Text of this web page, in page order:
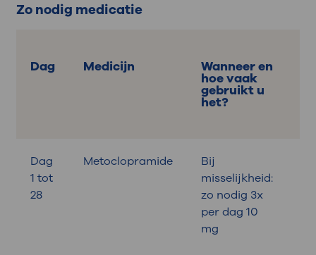
Zo nodig medicatie
Dag Medicijn Wanneer en
hoe vaak
gebruikt u
het?
Dag
1 tot
28
Metoclopramide
Bij
misselijkheid:
zo nodig 3x
per dag 10
mg